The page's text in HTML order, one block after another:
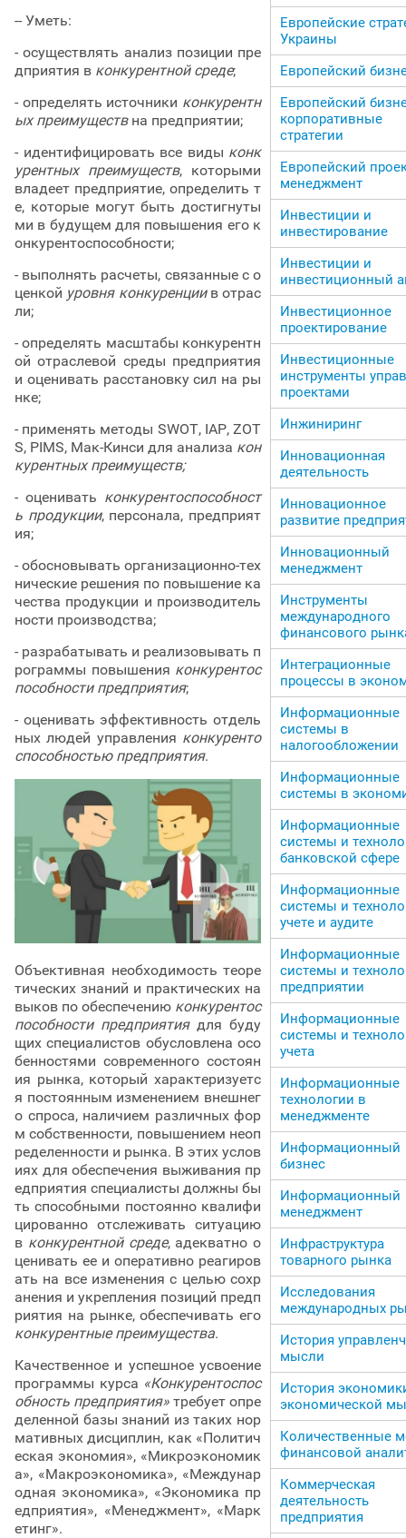
-- Уметь:
- осуществлять анализ позиции пре
дприятия в конкурентной среде;
- определять источники конкурентн
ых преимуществна предприятии;
- идентифицировать все виды конк
урентных преимуществ, которыми
владеет предприятие, определить т
е, которые могут быть достигнуты
ми в будущем для повышения его к
онкурентоспособности;
- выполнять расчеты, связанные с о
ценкой уровня конкуренциив отрас
ли;
- определять масштабы конкурентн
ой отраслевой среды предприятия
и оценивать расстановку сил на ры
нке;
- применять методы SWOT, IAP, ZOT
S, PIMS, Мак-Кинси для анализа кон
курентных преимуществ;
- оценивать конкурентоспособност
ь продукции, персонала, предприят
ия;
- обосновывать организационно-тех
нические решения по повышение ка
чества продукции и производитель
ности производства;
- разрабатывать и реализовывать п
рограммы повышения конкурентос
пособности предприятия;
- оценивать эффективность отдель
ных людей управления конкуренто
способностью предприятия.
Объективная необходимость теоре
тических знаний и практических на
выков по обеспечению конкурентос
пособности предприятиядля буду
щих специалистов обусловлена осо
бенностями современного состоян
ия рынка, который характеризуетс
я постоянным изменением внешнег
о спроса, наличием различных фор
м собственности, повышением неоп
ределенности и рынка. В этих услов
иях для обеспечения выживания пр
едприятия специалисты должны бы
ть способными постоянно квалифи
цированно отслеживать ситуацию
в конкурентной среде, адекватно о
ценивать ее и оперативно реагиров
ать на все изменения с целью сохр
анения и укрепления позиций предп
риятия на рынке, обеспечивать его
конкурентные преимущества.
Качественное и успешное усвоение
программы курса «Конкурентоспос
обность предприятия» требует опре
деленной базы знаний из таких нор
мативных дисциплин, как «Политич
еская экономия», «Микроэкономик
а», «Макроэкономика», «Междунар
одная экономика», «Экономика пр
едприятия», «Менеджмент», «Марк
етинг».
Европейские
Украины
Европейский
Европейский
корпоративные
стратегии
Европейский
менеджмент
Инвестиции и
инвестирование
Инвестиции и
инвестиционный
Инвестиционное
проектирование
Инвестиционные
инструменты
проектами
Инжиниринг
Инновационная
деятельность
Инновационное
развитие
Инновационный
менеджмент
Инструменты
международного
финансового
Интеграционные
процессы в
Информационные
системы в
налогообложении
Информационные
системы в
Информационные
системы и
банковской сфере
Информационные
системы и
учете и аудите
Информационные
системы и
предприятии
Информационные
системы и
учета
Информационные
технологии в
менеджменте
Информационный
бизнес
Информационный
менеджмент
Инфраструктура
товарного рынка
Исследования
международных
История
мысли
История
экономической
Количественные
финансовой
Коммерческая
деятельность
предприятия